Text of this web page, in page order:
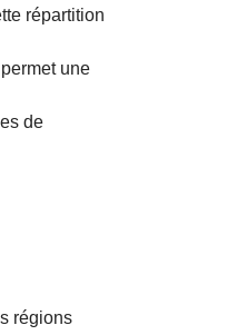
répartition
une
de
régions